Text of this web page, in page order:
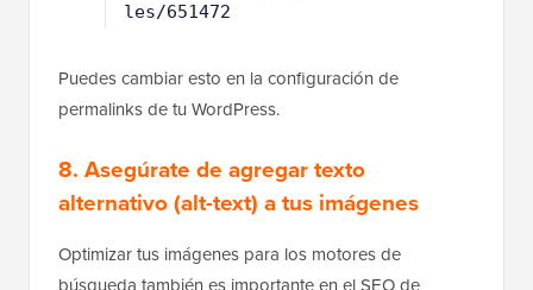
https://www.wpbeginner.com/artic
permalinks de tu WordPress.
8. Asegúrate de agregar texto
alternativo (alt-text) a tus imágenes